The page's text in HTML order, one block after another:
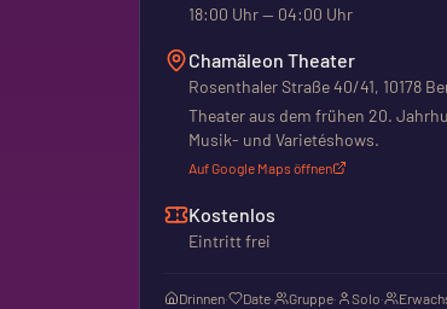
18:00 Uhr— 04:00 Uhr
Chamäleon Theater
Rosenthaler Straße 40/41, 10178
Theater aus dem frühen 20.
Musik- und Varietéshows.
Auf Google Maps öffnen
Kostenlos
Eintritt frei
Drinnen· Date· Gruppe· Solo·